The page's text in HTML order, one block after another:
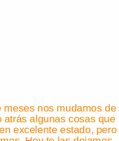
meses nos mudamos de
atrás algunas cosas que
excelente estado, pero